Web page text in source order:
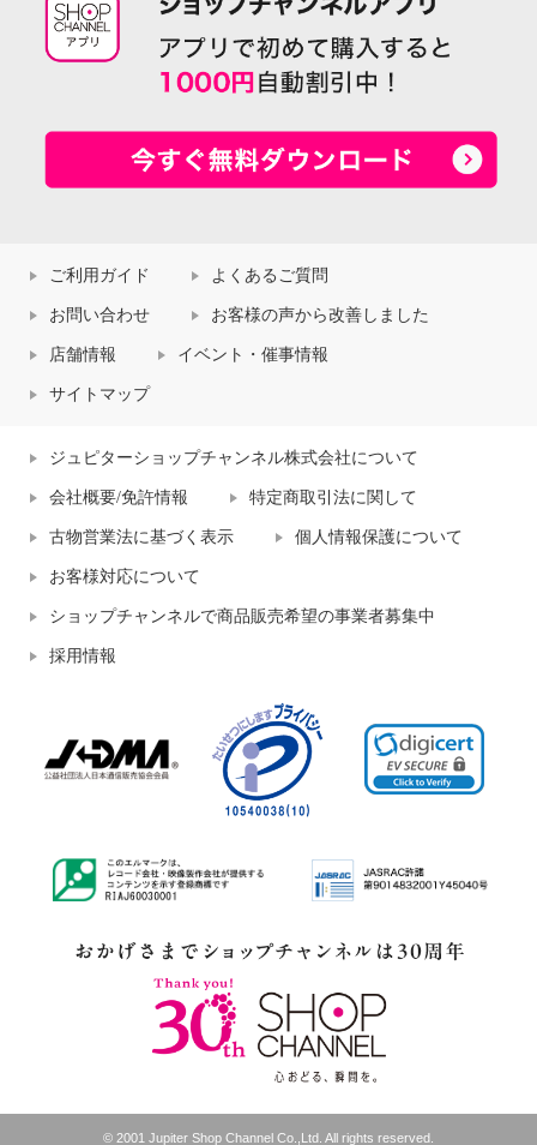
ご利用ガイド よくあるご質問
お問い合わせ お客様の声から改善しました
店舗情報 イベント・催事情報
サイトマップ
ジュピターショップチャンネル株式会社について
会社概要/免許情報 特定商取引法に関して
古物営業法に基づく表示 個人情報保護について
お客様対応について
ショップチャンネルで商品販売希望の事業者募集中
採用情報
© 2001 Jupiter Shop Channel Co.,Ltd. All rights reserved.